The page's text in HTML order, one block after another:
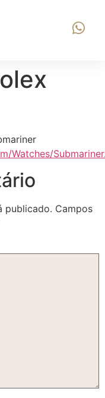
Watches/
publicado. Campos